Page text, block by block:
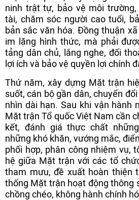
ninh trật tự, bảo vệ môi trường,
tài, chăm sóc người cao tuổi,
bản sắc văn hóa. Đồng thuận
im lặng hình thức, mà phải
tảng dân chủ, lắng nghe, đối
lợi ích và bảo vệ quyền lợi chính
Thứ năm, xây dựng Mặt trận
suốt, cán bộ gần dân, chuyển
nhìn dài hạn. Sau khi vận hành
Mặt trận Tổ quốc Việt Nam cần
kết, đánh giá thực chất
những khó khăn, vướng mắc,
phối hợp, phân công nhiệm vụ,
hệ giữa Mặt trận với các tổ
tham mưu, đề xuất hoàn thiện
thống Mặt trận hoạt động thông
chồng chéo, không hành chính